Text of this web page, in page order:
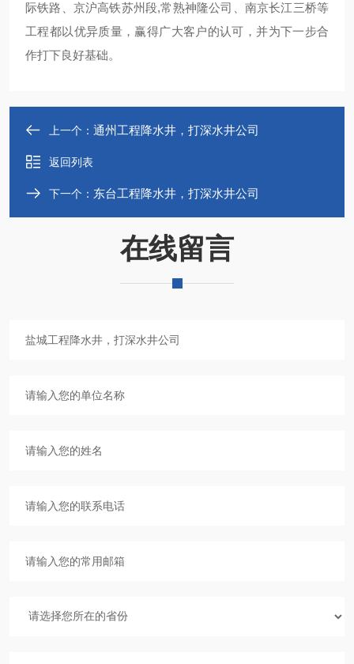
际铁路、京沪高铁苏州段,常熟神隆公司、南京长江三桥等
工程都以优异质量，赢得广大客户的认可，并为下一步合
作打下良好基础。
上一个： 通州工程降水井，打深水井公司
返回列表
下一个： 东台工程降水井，打深水井公司
在线留言